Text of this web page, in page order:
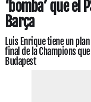
‘bomba’ que el
Barça
Luis Enrique tiene un
final de la Champions
Budapest